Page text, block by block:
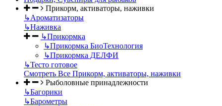
Прикорм, активаторы, наживки
↳Ароматизаторы
↳Наживка
↳Прикормка
↳Прикормка БиоТехнология
↳Прикормка ДЕЛФИ
↳Тесто готовое
Смотреть Все Прикорм, активаторы, наживки
Рыболовные принадлежности
↳Багорики
↳Барометры